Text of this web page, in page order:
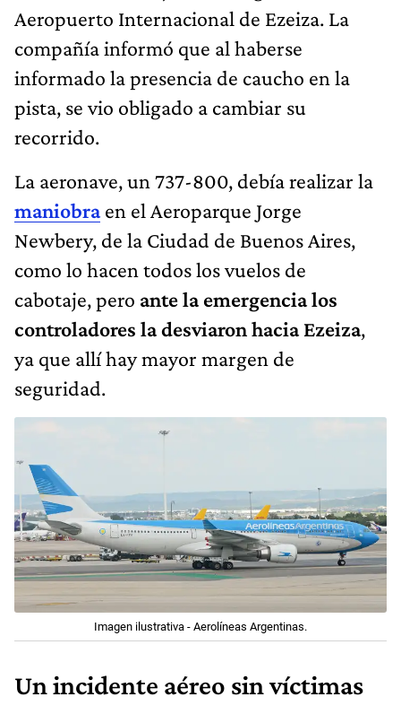
Aeropuerto Internacional de Ezeiza. La
compañía informó que al haberse
informado la presencia de caucho en la
pista, se vio obligado a cambiar su
recorrido.
La aeronave, un 737-800, debía realizar la
maniobraen el Aeroparque Jorge
Newbery, de la Ciudad de Buenos Aires,
como lo hacen todos los vuelos de
cabotaje, pero ante la emergencia los
controladores la desviaron hacia Ezeiza,
ya que allí hay mayor margen de
seguridad.
Imagen ilustrativa - Aerolíneas Argentinas.
Un incidente aéreo sin víctimas